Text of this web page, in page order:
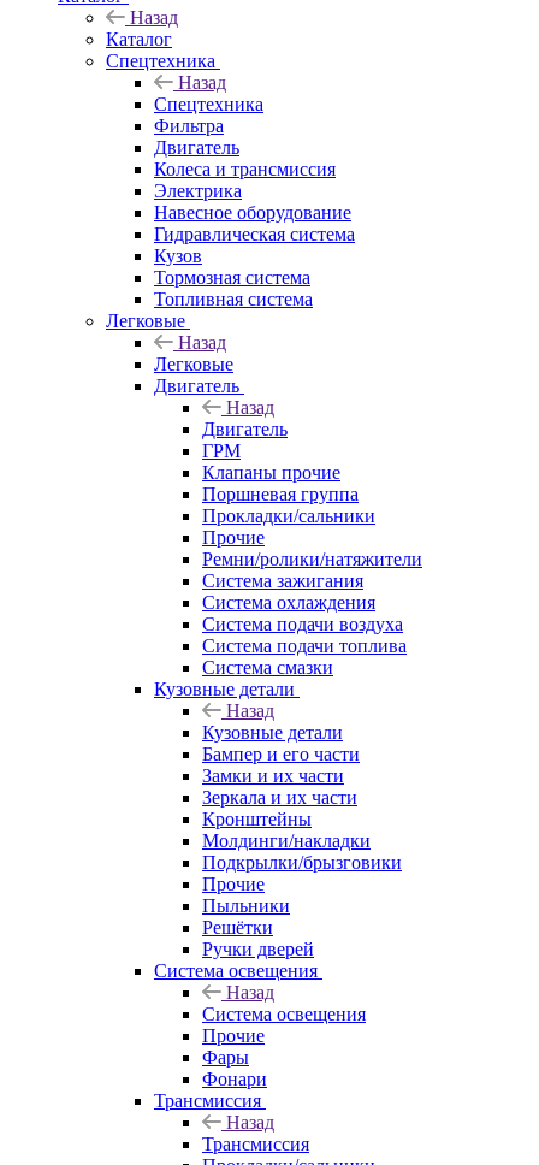
Назад
Каталог
Спецтехника
Назад
Спецтехника
Фильтра
Двигатель
Колеса и трансмиссия
Электрика
Навесное оборудование
Гидравлическая система
Кузов
Тормозная система
Топливная система
Легковые
Назад
Легковые
Двигатель
Назад
Двигатель
ГРМ
Клапаны прочие
Поршневая группа
Прокладки/сальники
Прочие
Ремни/ролики/натяжители
Система зажигания
Система охлаждения
Система подачи воздуха
Система подачи топлива
Система смазки
Кузовные детали
Назад
Кузовные детали
Бампер и его части
Замки и их части
Зеркала и их части
Кронштейны
Молдинги/накладки
Подкрылки/брызговики
Прочие
Пыльники
Решётки
Ручки дверей
Система освещения
Назад
Система освещения
Прочие
Фары
Фонари
Трансмиссия
Назад
Трансмиссия